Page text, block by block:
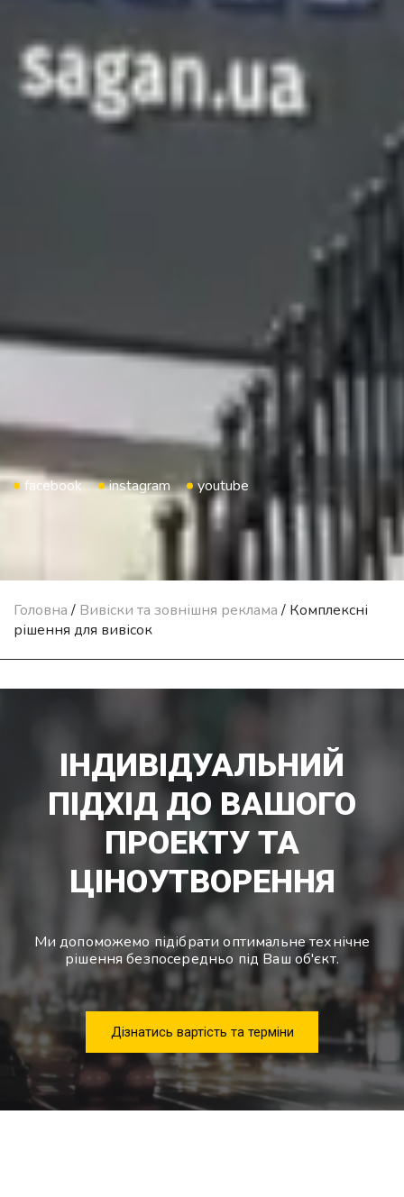
facebook instagram youtube
Головна / Вивіски та зовнішня реклама / Комплексні
рішення для вивісок
ІНДИВІДУАЛЬНИЙ
ПІДХІД ДО ВАШОГО
ПРОЕКТУ ТА
ЦІНОУТВОРЕННЯ
Ми допоможемо підібрати оптимальне технічне
рішення безпосередньо під Ваш об'єкт.
Дізнатись вартість та терміни